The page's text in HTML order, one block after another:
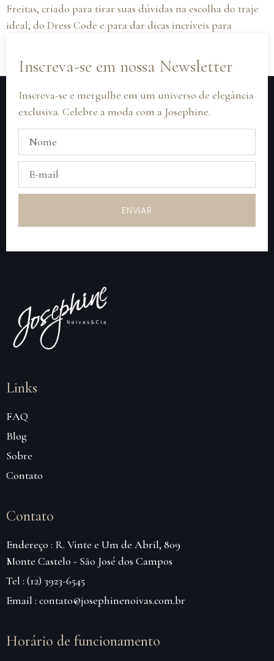
Freitas, criado para tirar suas dúvidas na escolha do traje
ideal, do Dress Code e para dar dicas incrí­veis para
vestidos das madrinhas? […]
Inscreva-se em nossa Newsletter
Inscreva-se e mergulhe em um universo de elegância
exclusiva. Celebre a moda com a Josephine.
ENVIAR
Links
FAQ
Blog
Sobre
Contato
Contato
Endereço : R. Vinte e Um de Abril, 809
Monte Castelo - São José dos Campos
Tel : (12) 3923-6545
Email : contato@josephinenoivas.com.br
Horário de funcionamento